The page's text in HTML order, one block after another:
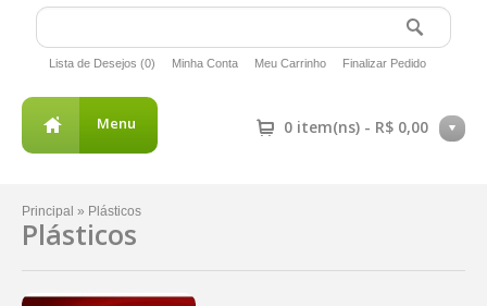
Lista de Desejos (0) Minha Conta Meu Carrinho Finalizar Pedido
0 item(ns) - R$ 0,00
Menu
Principal » Plásticos
Plásticos